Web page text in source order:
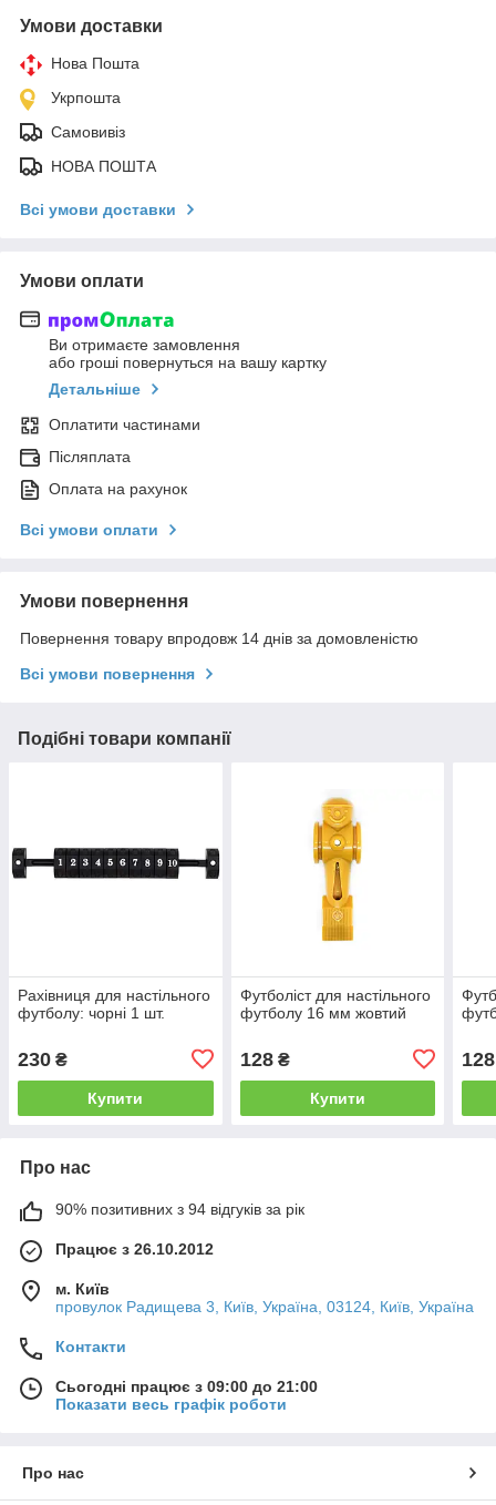
Умови доставки
Нова Пошта
Укрпошта
Самовивіз
НОВА ПОШТА
Всі умови доставки
Умови оплати
Ви отримаєте замовлення
або гроші повернуться на вашу картку
Детальніше
Оплатити частинами
Післяплата
Оплата на рахунок
Всі умови оплати
Умови повернення
Повернення товару впродовж 14 днів за домовленістю
Всі умови повернення
Подібні товари компанії
Рахівниця для настільного
футболу: чорні 1 шт.
230 ₴
Купити
Футболіст для настільного
футболу 16 мм жовтий
128₴
Купити
128
Про нас
90% позитивних з 94 відгуків за рік
Працює з 26.10.2012
м. Київ
провулок Радищева 3, Київ, Україна, 03124, Київ, Україна
Контакти
Сьогодні працює з 09:00 до 21:00
Показати весь графік роботи
Про нас